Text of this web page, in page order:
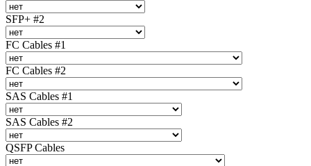
SFP+ #2
FC Cables #1
FC Cables #2
SAS Cables #1
SAS Cables #2
QSFP Cables